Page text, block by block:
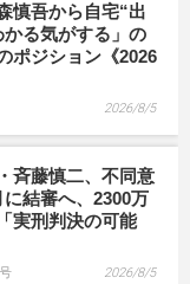
慎吾から自宅“出
かる気がする」の
ポジション《2026
2026/8/5
斉藤慎二、不同意
結審へ、2300万
実刑判決の可能
2026/8/5